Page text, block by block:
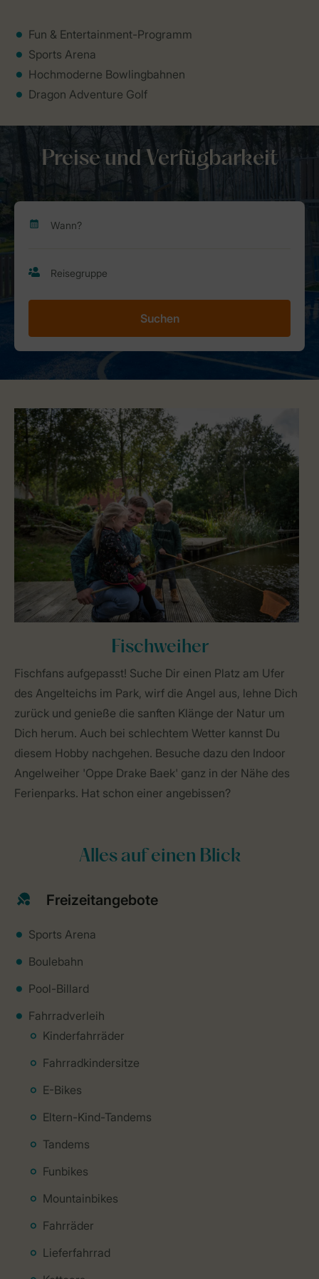
Fun & Entertainment-Programm
Sports Arena
Hochmoderne Bowlingbahnen
Dragon Adventure Golf
Preise und Verfügbarkeit
Suchen
Fischweiher
Fischfans aufgepasst! Suche Dir einen Platz am Ufer
des Angelteichs im Park, wirf die Angel aus, lehne Dich
zurück und genieße die sanften Klänge der Natur um
Dich herum. Auch bei schlechtem Wetter kannst Du
diesem Hobby nachgehen. Besuche dazu den Indoor
Angelweiher 'Oppe Drake Baek' ganz in der Nähe des
Ferienparks. Hat schon einer angebissen?
Alles auf einen Blick
Freizeitangebote
Sports Arena
Boulebahn
Pool-Billard
Fahrradverleih
Kinderfahrräder
Fahrradkindersitze
E-Bikes
Eltern-Kind-Tandems
Tandems
Funbikes
Mountainbikes
Fahrräder
Lieferfahrrad